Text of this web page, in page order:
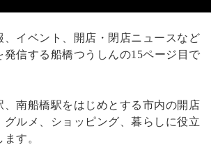
、イベント、開店・閉店ニュースなど
発信する船橋つうしんの15ページ目で
、南船橋駅をはじめとする市内の開店
グルメ、ショッピング、暮らしに役立
す。